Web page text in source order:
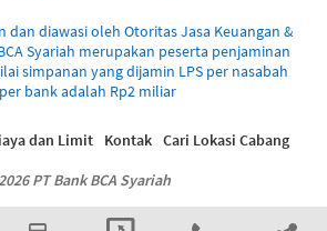
dan diawasi oleh Otoritas Jasa Keuangan &
Syariah merupakan peserta penjaminan
simpanan yang dijamin LPS per nasabah
per bank adalah Rp2 miliar
PT Bank BCA Syariah
dan Limit Kontak Cari Lokasi Cabang